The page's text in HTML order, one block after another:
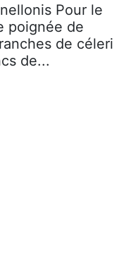
Pour le
poignée de
de céleri
de...